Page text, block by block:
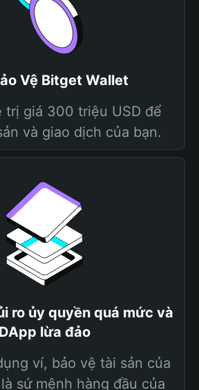
Vệ Bitget Wallet
trị giá 300 triệu USD để
và giao dịch của bạn.
ro ủy quyền quá mức và
DApp lừa đảo
ví, bảo vệ tài sản của
sứ mệnh hàng đầu của